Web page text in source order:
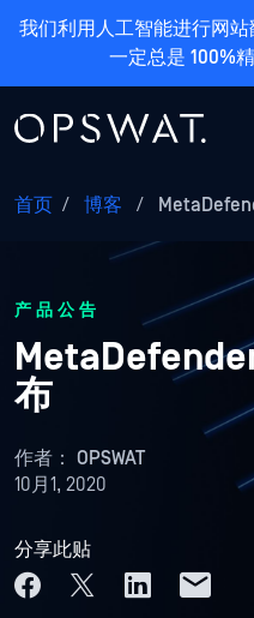
我们利用人工智能进行网
一定总是 100%
首页 / 博客 /
产品公告
布
作者： OPSWAT
10月1, 2020
分享此贴